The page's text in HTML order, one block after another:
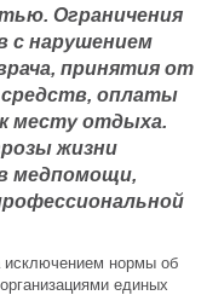
Ограничения
с нарушением
принятия от
оплаты
месту отдыха.
жизни
медпомощи,
исключением нормы об
единых